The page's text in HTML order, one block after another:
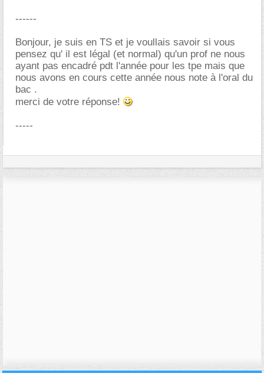
------
Bonjour, je suis en TS et je voullais savoir si vous
pensez qu' il est légal (et normal) qu'un prof ne nous
ayant pas encadré pdt l'année pour les tpe mais que
nous avons en cours cette année nous note à l'oral du
bac .
merci de votre réponse!
-----